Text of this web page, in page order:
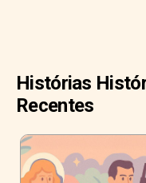
Histórias
Recentes